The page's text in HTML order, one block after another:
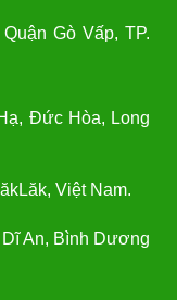
Gò Vấp, TP.
Đức Hòa, Long
Việt Nam.
An, Bình Dương